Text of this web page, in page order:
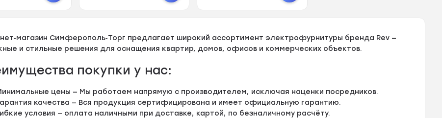
Симферополь‑Торг предлагает широкий ассортимент электрофурнитуры бренда Rev —
и стильные решения для оснащения квартир, домов, офисов и коммерческих объектов.
покупки у нас:
цены — Мы работаем напрямую с производителем, исключая наценки посредников.
качества — Вся продукция сертифицирована и имеет официальную гарантию.
условия — оплата наличными при доставке, картой, по безналичному расчёту.